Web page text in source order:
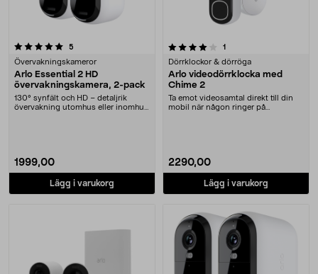
5
Övervakningskameror
Arlo Essential 2 HD
övervakningskamera, 2-pack
130° synfält och HD – detaljrik
övervakning utomhus eller inomhus.
1999,00
Lägg i varukorg
4.0 av 5 stjärnor 1
Dörrklockor & dörröga
Arlo videodörrklocka med
Chime 2
Ta emot videosamtal direkt till din
mobil när någon ringer på
2290,00
Lägg i varukorg